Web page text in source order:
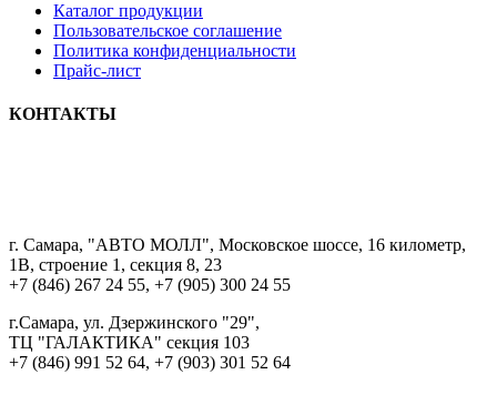
Каталог продукции
Пользовательское соглашение
Политика конфиденциальности
Прайс-лист
КОНТАКТЫ
г. Самара, "АВТО МОЛЛ", Московское шоссе, 16 километр,
1В, строение 1, секция 8, 23
+7 (846) 267 24 55, +7 (905) 300 24 55
г.Самара, ул. Дзержинского "29",
ТЦ "ГАЛАКТИКА" секция 103
+7 (846) 991 52 64, +7 (903) 301 52 64